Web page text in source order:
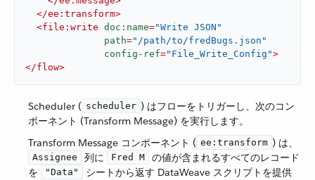
</ee:transform>
<file:write doc:name="Write JSON"
path="/path/to/fredBugs.json"
config-ref="File_Write_Config">
</flow>
Scheduler (​ scheduler ​) はフローをトリガーし、次のコン
ポーネント (Transform Message) を実行します。
Transform Message コンポーネント (​ ee:transform ​) は、​
Assignee ​ 列に ​ Fred M
​ の値が含まれるすべてのレコード
を ​
"Data"
​ シートから返す DataWeave スクリプトを提供